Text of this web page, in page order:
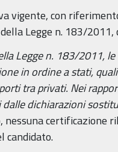
vigente, con
Legge n. 183/
Legge n. 183/2011,
in ordine a stati,
tra privati. Nei
dichiarazioni
nessuna certificazione
candidato.